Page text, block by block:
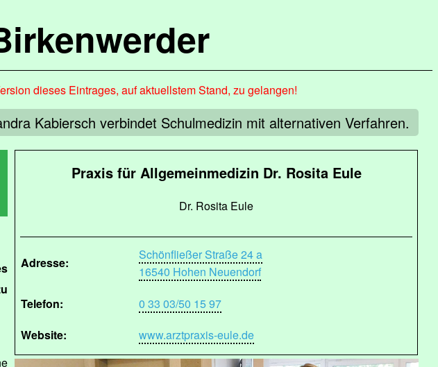
dieses Eintrages, auf aktuellstem Stand, zu gelangen!
Kabiersch verbindet Schulmedizin mit alternativen Verfahren.
Praxis für Allgemeinmedizin Dr. Rosita Eule
Dr. Rosita Eule
Adresse:
Schönfließer Straße 24 a
16540 Hohen Neuendorf
Telefon:
0 33 03/50 15 97
Website:
www.arztpraxis-eule.de